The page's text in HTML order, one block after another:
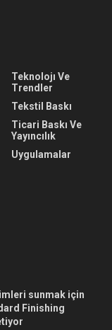
Teknolojı Ve
Trendler
Tekstil Baskı
Ticari Baskı Ve
Yayıncılık
Uygulamalar
sunmak için
Finishing